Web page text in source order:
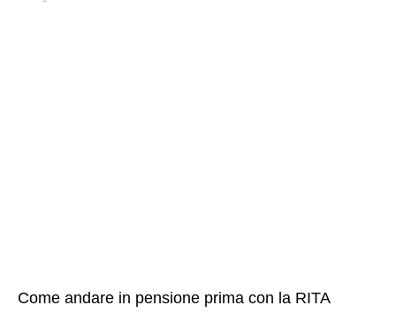
Come andare in pensione prima con la RITA